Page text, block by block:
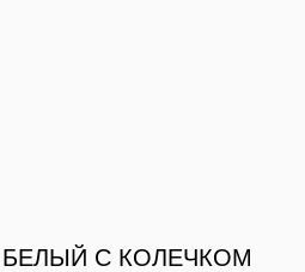
С КОЛЕЧКОМ